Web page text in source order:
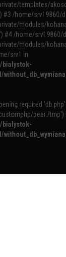
templates/
#3 /home/srv19860/
modules/
#4 /home/
modules/
srv1 in
bialystok-
required 'db.php'
pear:/tmp')
bialystok-